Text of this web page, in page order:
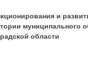
и
муниципального
области